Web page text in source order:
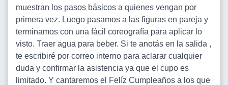
muestran los pasos básicos a quienes vengan por
primera vez. Luego pasamos a las figuras en pareja y
terminamos con una fácil coreografía para aplicar lo
visto. Traer agua para beber. Si te anotás en la salida ,
te escribiré por correo interno para aclarar cualquier
duda y confirmar la asistencia ya que el cupo es
limitado. Y cantaremos el Felíz Cumpleaños a los que